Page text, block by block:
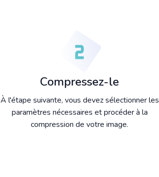
Compressez-le
À l'étape suivante, vous devez sélectionner les
paramètres nécessaires et procéder à la
compression de votre image.